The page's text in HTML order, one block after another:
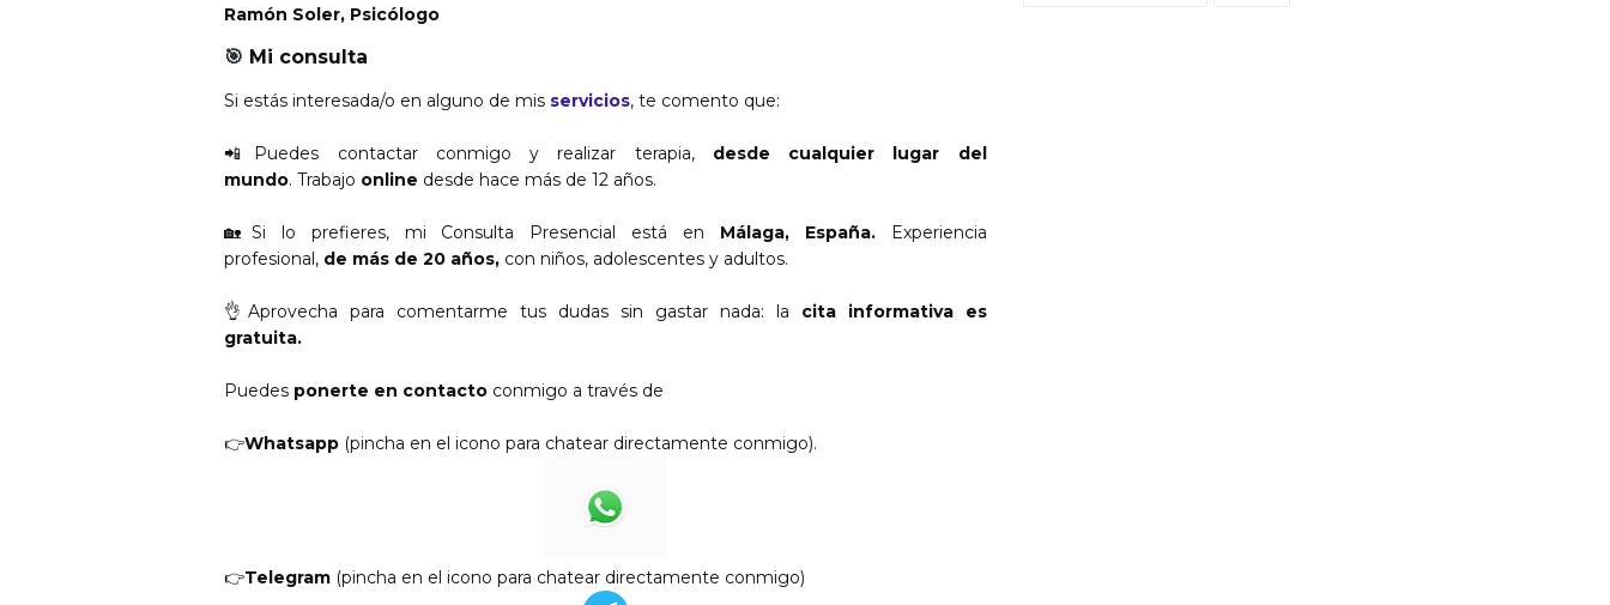
Ramón Soler, Psicólogo
🎯 Mi consulta
Si estás interesada/o en alguno de mis servicios, te comento que:
📲 Puedes contactar conmigo y realizar terapia, desde cualquier lugar del
mundo. Trabajo online desde hace más de 12 años.
🏡Si lo prefieres, mi Consulta Presencial está en Málaga, España.
Experiencia
profesional, de más de 20 años, con niños, adolescentes y adultos.
👌 Aprovecha para comentarme tus dudas sin gastar nada: la cita informativa es
gratuita.
Puedes ponerte en contacto conmigo a través de
👉Whatsapp (pincha en el icono para chatear directamente conmigo).
👉Telegram (pincha en el icono para chatear directamente conmigo)